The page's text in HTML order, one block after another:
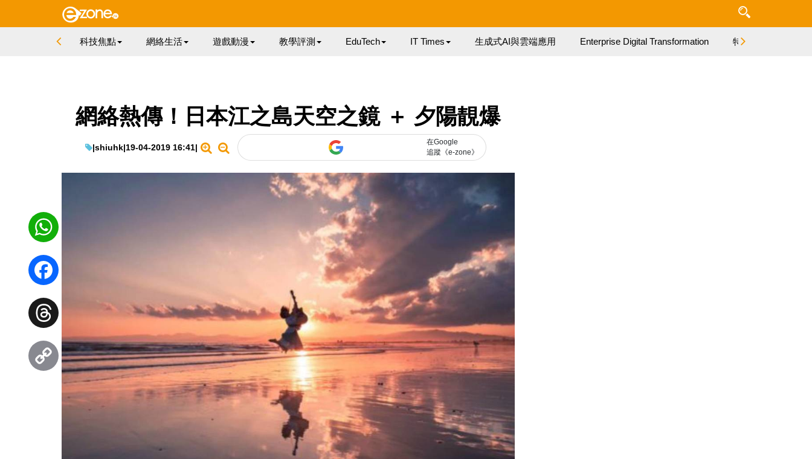
科技焦點 網絡生活 遊戲動漫 教學評測 EduTech IT Times 生成式AI與雲端應用 Enterprise Digital Transformation 特集
網絡熱傳！日本江之島天空之鏡 ＋ 夕陽靚爆
|shiuhk|19-04-2019 16:41|
在Google
追蹤《e-zone》
WhatsApp
Facebook
Threads
Link